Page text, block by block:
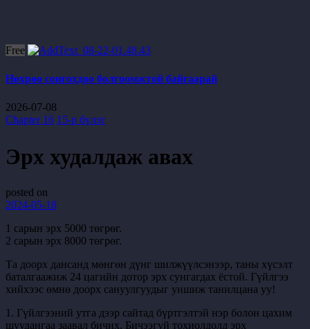
Free
Нөхрөө сонгохдоо болгоомжтой байгаарай
2026-07-08
Chapter 16 15-р бүлэг
Эрх худалдаж авах
posted on
2024-05-18
1 сарын эрх 5000 төгрөг.
2 сарын эрх 8000 төгрөг.
Та доорх дансанд мөнгөн дүнг шилжүүлсэнээр, таны хүсэлт
баталгаажиж 24 цагийн дотор эрх сунгагдах ёстой. Гүйлгээ
хийхээс өмнө доорх сануулгуудыг уншиж танилцана уу!
1. Гүйлгээний утга дээр сайтад бүртгэлтэй нэр болон цахим
шуудангаа заавал бичих. Бичээгүй тохиолдолд эрх